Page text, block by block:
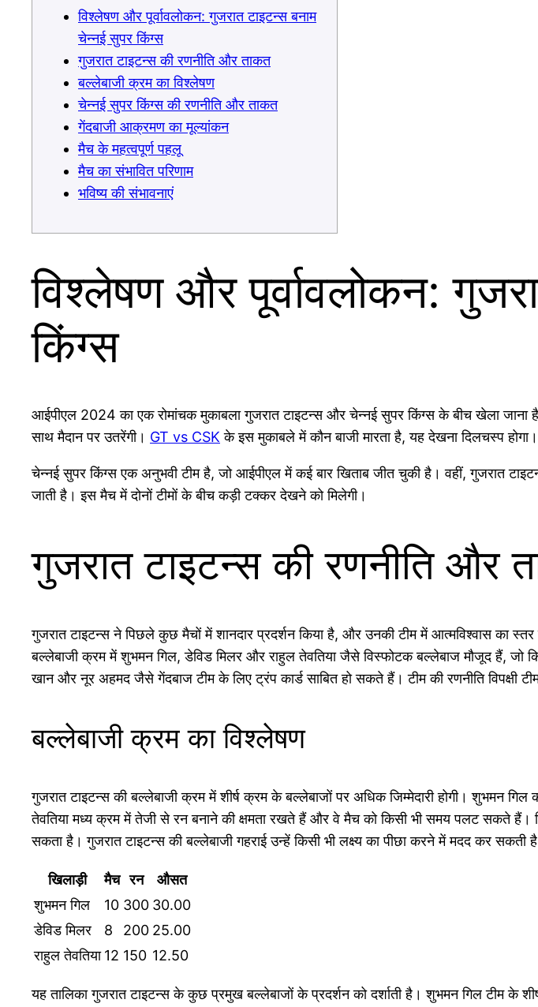
विश्लेषण और पूर्वावलोकन: गुजरात टाइटन्स बनाम
चेन्नई सुपर किंग्स
गुजरात टाइटन्स की रणनीति और ताकत
बल्लेबाजी क्रम का विश्लेषण
चेन्नई सुपर किंग्स की रणनीति और ताकत
गेंदबाजी आक्रमण का मूल्यांकन
मैच के महत्वपूर्ण पहलू
मैच का संभावित परिणाम
भविष्य की संभावनाएं
विश्लेषण और पूर्वावलोकन:
किंग्स
आईपीएल 2024 का एक रोमांचक मुकाबला गुजरात टाइटन्स और चेन्नई सुपर किंग्स के बीच खेला जाना
साथ मैदान पर उतरेंगी। GT vs CSK के इस मुकाबले में कौन बाजी मारता है, यह देखना दिलचस्प
चेन्नई सुपर किंग्स एक अनुभवी टीम है, जो आईपीएल में कई बार खिताब जीत चुकी है। वहीं, गुजरात
जाती है। इस मैच में दोनों टीमों के बीच कड़ी टक्कर देखने को मिलेगी।
गुजरात टाइटन्स की रणनीति और
गुजरात टाइटन्स ने पिछले कुछ मैचों में शानदार प्रदर्शन किया है, और उनकी टीम में आत्मविश्वास का
बल्लेबाजी क्रम में शुभमन गिल, डेविड मिलर और राहुल तेवतिया जैसे विस्फोटक बल्लेबाज मौजूद हैं, जो
खान और नूर अहमद जैसे गेंदबाज टीम के लिए ट्रंप कार्ड साबित हो सकते हैं। टीम की रणनीति
बल्लेबाजी क्रम का विश्लेषण
गुजरात टाइटन्स की बल्लेबाजी क्रम में शीर्ष क्रम के बल्लेबाजों पर अधिक जिम्मेदारी होगी। शुभमन
तेवतिया मध्य क्रम में तेजी से रन बनाने की क्षमता रखते हैं और वे मैच को किसी भी समय पलट सकते हैं।
सकता है। गुजरात टाइटन्स की बल्लेबाजी गहराई उन्हें किसी भी लक्ष्य का पीछा करने में मदद कर सकती
खिलाड़ी मैच रन
औसत
शुभमन गिल
10 300 30.00
डेविड मिलर
8 200 25.00
राहुल तेवतिया 12 150 12.50
यह तालिका गुजरात टाइटन्स के कुछ प्रमुख बल्लेबाजों के प्रदर्शन को दर्शाती है। शुभमन गिल टीम के